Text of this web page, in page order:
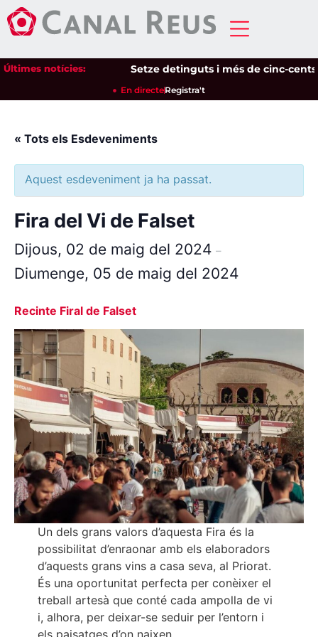
Últimes notícies: Setze detinguts i més de cinc-
En directeRegistra't
« Tots els Esdeveniments
Aquest esdeveniment ja ha passat.
Fira del Vi de Falset
Dijous, 02 de maig del 2024 –
Diumenge, 05 de maig del 2024
Recinte Firal de Falset
Un dels grans valors d’aquesta Fira és la
possibilitat d’enraonar amb els elaboradors
d’aquests grans vins a casa seva, al Priorat.
És una oportunitat perfecta per conèixer el
treball artesà que conté cada ampolla de vi
i, alhora, per deixar-se seduir per l’entorn i